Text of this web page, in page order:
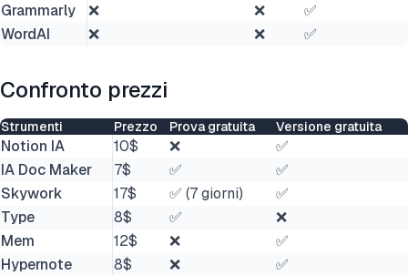
Grammarly
❌ ❌
✅
WordAI
❌ ❌ ✅
Confronto prezzi
Strumenti Prezzo Prova gratuita Versione gratuita
Notion IA 10$ ❌
✅
IA Doc Maker
7$ ✅
✅
Skywork
17$ ✅ (7 giorni)
✅
Type
8$ ✅
❌
Mem
12$ ❌
✅
Hypernote
8$ ❌
✅